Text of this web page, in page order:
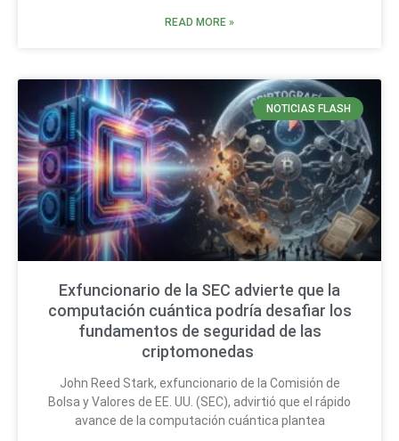
READ MORE »
NOTICIAS FLASH
Exfuncionario de la SEC advierte que la
computación cuántica podría desafiar los
fundamentos de seguridad de las
criptomonedas
John Reed Stark, exfuncionario de la Comisión de
Bolsa y Valores de EE. UU. (SEC), advirtió que el rápido
avance de la computación cuántica plantea